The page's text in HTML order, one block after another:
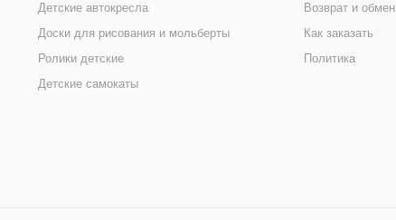
Детские автокресла
Доски для рисования и мольберты
Ролики детские
Детские самокаты
Возврат и обмен
Как заказать
Политика